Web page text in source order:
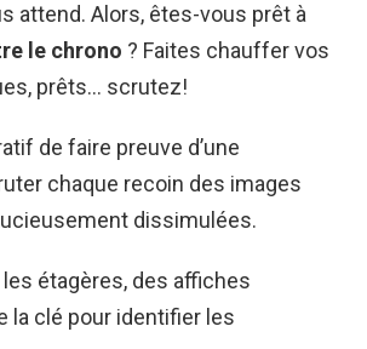
attend. Alors, êtes-vous prêt à
le chrono ? Faites chauffer vos
prêts… scrutez!
de faire preuve d’une
chaque recoin des images
dissimulées.
les étagères, des affiches
la clé pour identifier les